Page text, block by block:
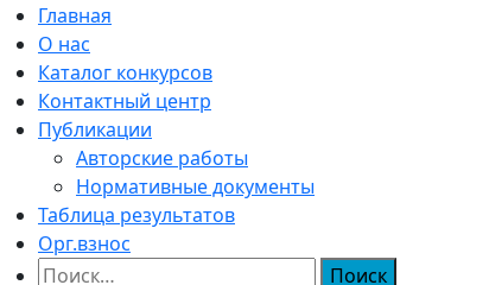
Главная
О нас
Каталог конкурсов
Контактный центр
Публикации
Авторские работы
Нормативные документы
Таблица результатов
Орг.взнос
Найти: